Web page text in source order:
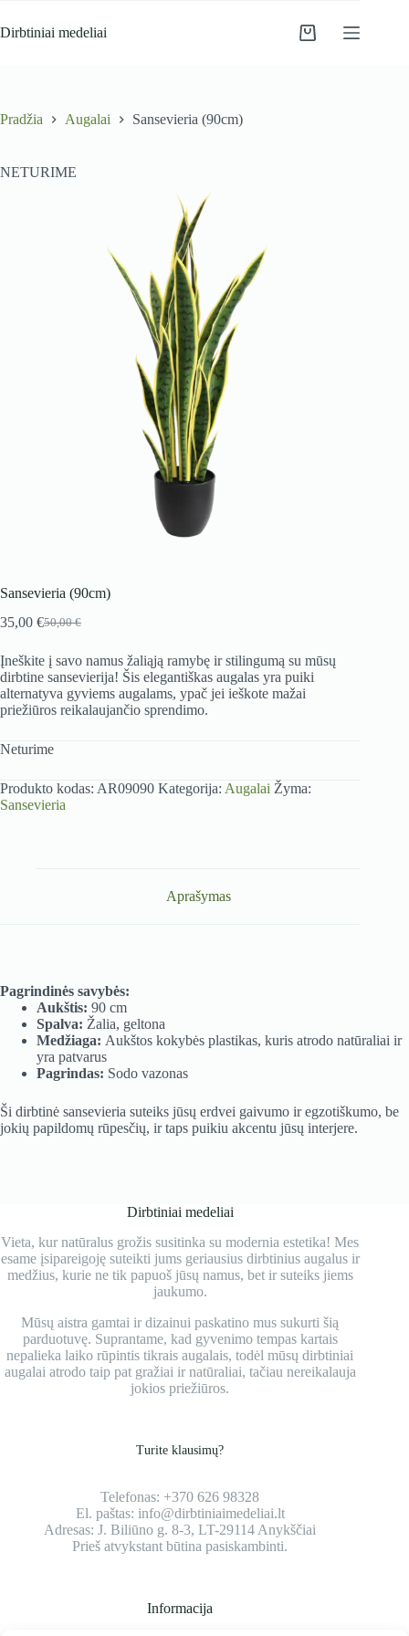
content
Dirbtiniai medeliai Krepšelis
Pradžia Augalai Sansevieria (90cm)
NETURIME
Sansevieria (90cm)
50,00€
Original
was:
50,00 €.
35,00 €Current
is:
35,00 €.
Įneškite į savo namus žaliąją ramybę ir stilingumą su mūsų
dirbtine sansevierija! Šis elegantiškas augalas yra puiki
alternatyva gyviems augalams, ypač jei ieškote mažai
priežiūros reikalaujančio sprendimo.
Neturime
Produkto kodas: AR09090 Kategorija: Augalai Žyma:
Sansevieria
Aprašymas
Pagrindinės savybės:
Aukštis: 90 cm
Spalva: Žalia, geltona
Medžiaga: Aukštos kokybės plastikas, kuris atrodo natūraliai ir
yra patvarus
Pagrindas: Sodo vazonas
Ši dirbtinė sansevieria suteiks jūsų erdvei gaivumo ir egzotiškumo, be
jokių papildomų rūpesčių, ir taps puikiu akcentu jūsų interjere.
Dirbtiniai medeliai
Vieta, kur natūralus grožis susitinka su modernia estetika! Mes
esame įsipareigoję suteikti jums geriausius dirbtinius augalus ir
medžius, kurie ne tik papuoš jūsų namus, bet ir suteiks jiems
jaukumo.
Mūsų aistra gamtai ir dizainui paskatino mus sukurti šią
parduotuvę. Suprantame, kad gyvenimo tempas kartais
nepalieka laiko rūpintis tikrais augalais, todėl mūsų dirbtiniai
augalai atrodo taip pat gražiai ir natūraliai, tačiau nereikalauja
jokios priežiūros.
Turite klausimų?
Telefonas: +370 626 98328
El. paštas: info@dirbtiniaimedeliai.lt
Adresas:J. Biliūno g. 8-3, LT-29114 Anykščiai
Prieš atvykstant būtina pasiskambinti.
Informacija